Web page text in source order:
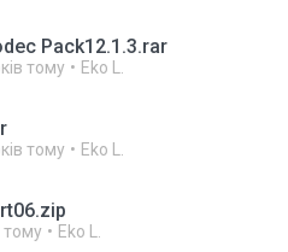
Pack12.1.3.rar
тому Eko L.
тому Eko L.
тому Eko L.